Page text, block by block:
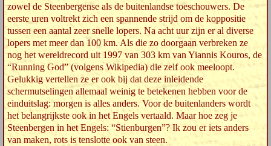
zowel de Steenbergense als de buitenlandse toeschouwers. De
eerste uren voltrekt zich een spannende strijd om de koppositie
tussen een aantal zeer snelle lopers. Na acht uur zijn er al diverse
lopers met meer dan 100 km. Als die zo doorgaan verbreken ze
nog het wereldrecord uit 1997 van 303 km van Yiannis Kouros, de
“Running God” (volgens Wikipedia) die zelf ook meeloopt.
Gelukkig vertellen ze er ook bij dat deze inleidende
schermutselingen allemaal weinig te betekenen hebben voor de
einduitslag: morgen is alles anders. Voor de buitenlanders wordt
het belangrijkste ook in het Engels vertaald. Maar hoe zeg je
Steenbergen in het Engels: “Stienburgen”? Ik zou er iets anders
van maken, rots is tenslotte ook van steen.